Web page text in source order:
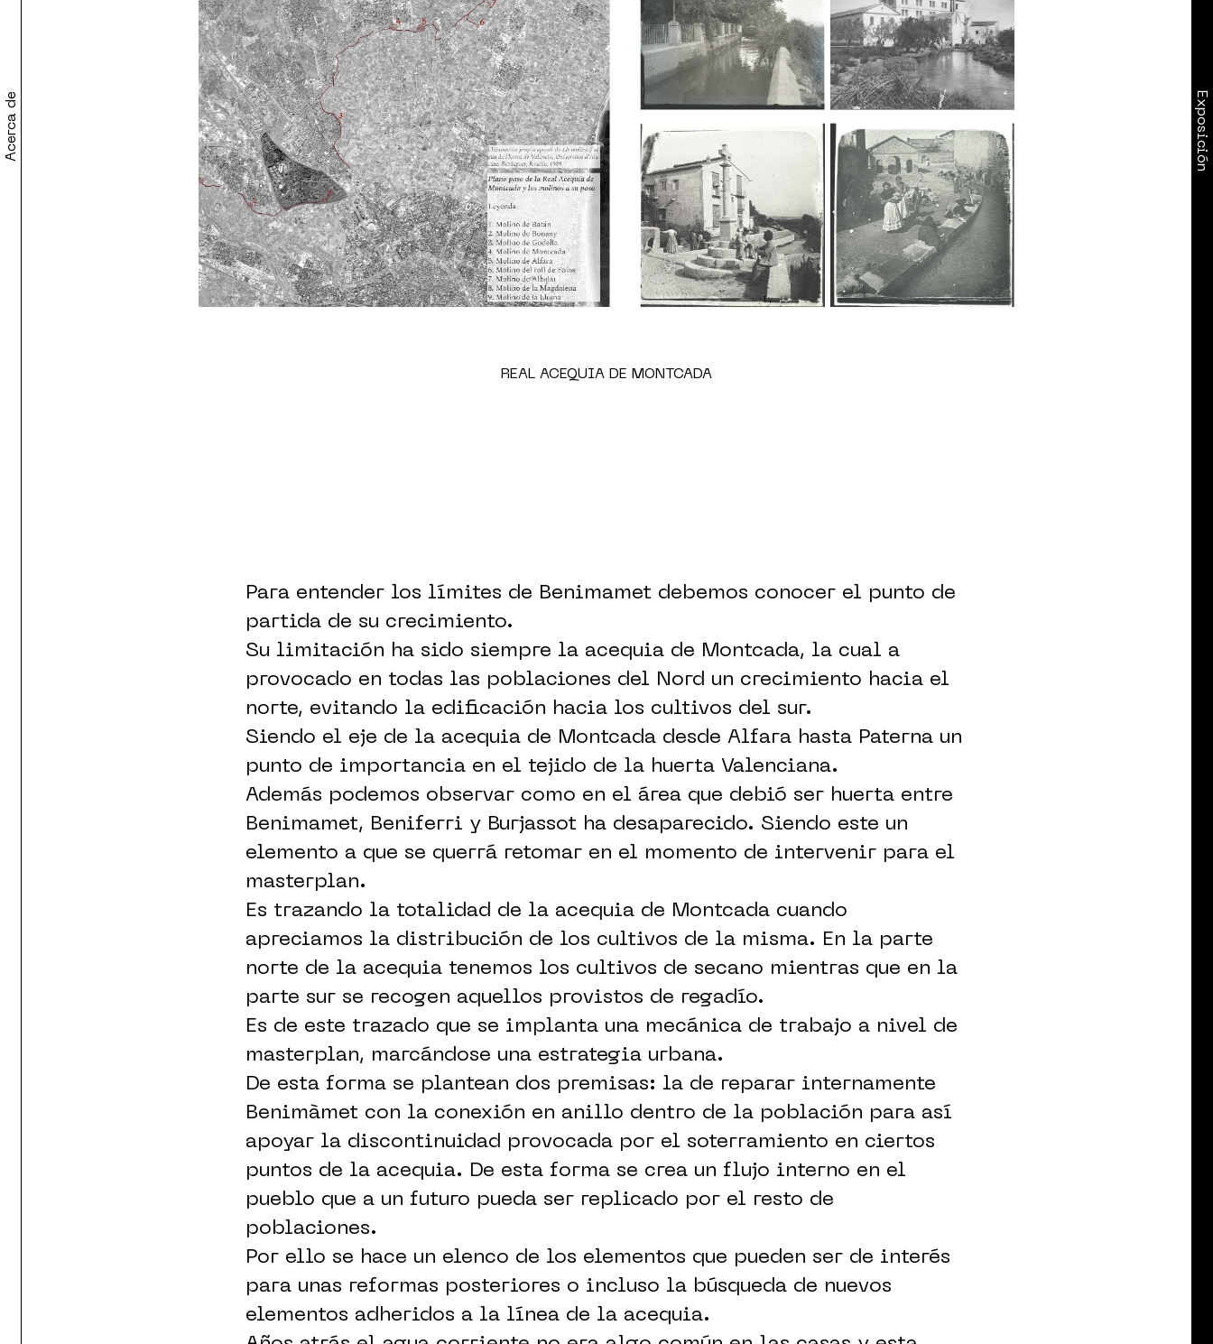
Acerca de Exposición
REAL ACEQUIA DE MONTCADA
Para entender los límites de Benimamet debemos conocer el punto de
partida de su crecimiento.
Su limitación ha sido siempre la acequia de Montcada, la cual a
provocado en todas las poblaciones del Nord un crecimiento hacia el
norte, evitando la edificación hacia los cultivos del sur.
Siendo el eje de la acequia de Montcada desde Alfara hasta Paterna un
punto de importancia en el tejido de la huerta Valenciana.
Además podemos observar como en el área que debió ser huerta entre
Benimamet, Beniferri y Burjassot ha desaparecido. Siendo este un
elemento a que se querrá retomar en el momento de intervenir para el
masterplan.
Es trazando la totalidad de la acequia de Montcada cuando
apreciamos la distribución de los cultivos de la misma. En la parte
norte de la acequia tenemos los cultivos de secano mientras que en la
parte sur se recogen aquellos provistos de regadío.
Es de este trazado que se implanta una mecánica de trabajo a nivel de
masterplan, marcándose una estrategia urbana.
De esta forma se plantean dos premisas: la de reparar internamente
Benimàmet con la conexión en anillo dentro de la población para así
apoyar la discontinuidad provocada por el soterramiento en ciertos
puntos de la acequia. De esta forma se crea un flujo interno en el
pueblo que a un futuro pueda ser replicado por el resto de
poblaciones.
Por ello se hace un elenco de los elementos que pueden ser de interés
para unas reformas posteriores o incluso la búsqueda de nuevos
elementos adheridos a la línea de la acequia.